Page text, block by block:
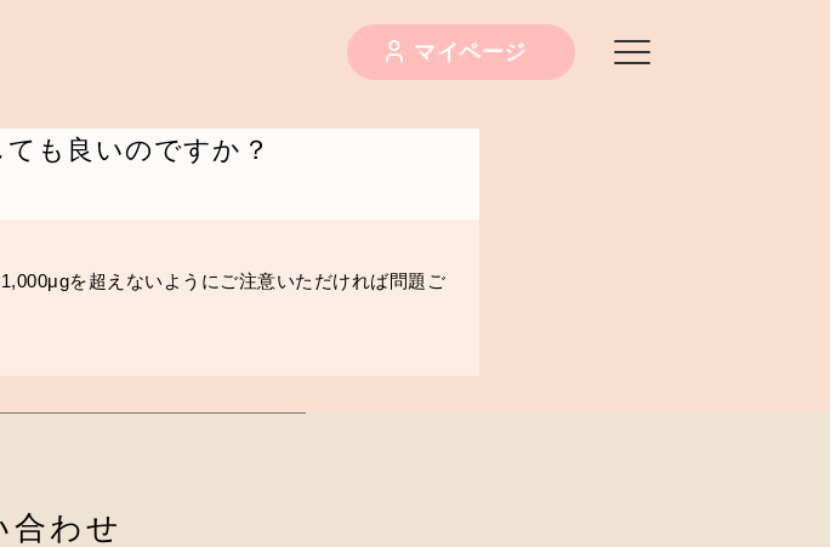
マイページ
も良いのですか？
を超えないようにご注意いただければ問題ご
合わせ